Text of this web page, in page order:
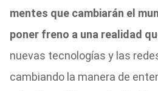
mentes que cambiarán el
poner freno a una realidad
nuevas tecnologías y las
cambiando la manera de